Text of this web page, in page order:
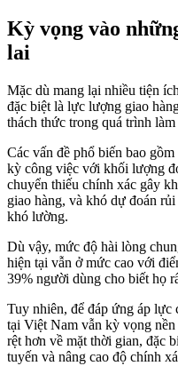
Kỳ vọng vào
lai
Mặc dù mang lại nhiều tiện
đặc biệt là lực lượng giao
thách thức trong quá trình làm
Các vấn đề phổ biến bao
kỳ công việc với khối lượng
chuyển thiếu chính xác gây
giao hàng, và khó dự đoán
khó lường.
Dù vậy, mức độ hài lòng
hiện tại vẫn ở mức cao với
39% người dùng cho biết họ
Tuy nhiên, để đáp ứng áp
tại Việt Nam vẫn kỳ vọng
rệt hơn về mặt thời gian, đặc
tuyến và nâng cao độ chính